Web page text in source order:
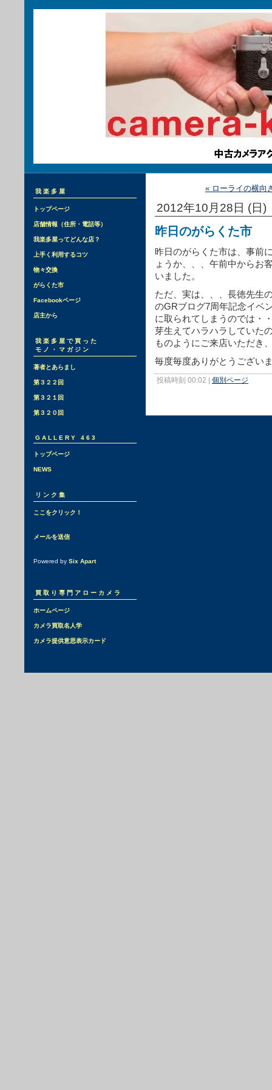
我楽多屋
トップページ
店舗情報（住所・電話等）
我楽多屋ってどんな店？
上手く利用するコツ
物々交換
がらくた市
Facebookページ
店主から
我楽多屋で買った
モノ・マガジン
著者とあらまし
第３２２回
第３２１回
第３２０回
GALLERY 463
トップページ
NEWS
リンク集
ここをクリック！
メールを送信
Powered by Six Apart
買取り専門アローカメラ
ホームページ
カメラ買取名人学
カメラ提供意思表示カード
« ローライの横向
2012年10月28日 (日)
昨日のがらくた市
昨日のがらくた市は、事前
ょうか、、、午前中からお
いました。
ただ、実は、、、長徳先生
のGRブログ7周年記念イベ
に取られてしまうのでは・
芽生えてハラハラしていた
ものようにご来店いただき
毎度毎度ありがとうござい
投稿時刻 00:02 | 個別ページ